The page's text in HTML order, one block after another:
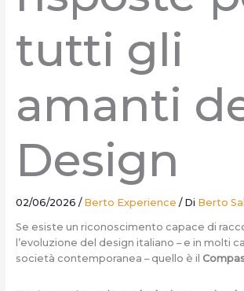
tutti gli
amanti
Design
02/06/2026 / Berto Experience / Di Berto
Se esiste un riconoscimento capace di
l’evoluzione del design italiano – e in molti
società contemporanea – quello è il